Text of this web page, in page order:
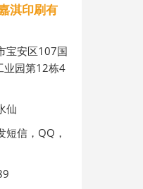
淇印刷有
宝安区107国
业园第12栋4
仙
短信，QQ，